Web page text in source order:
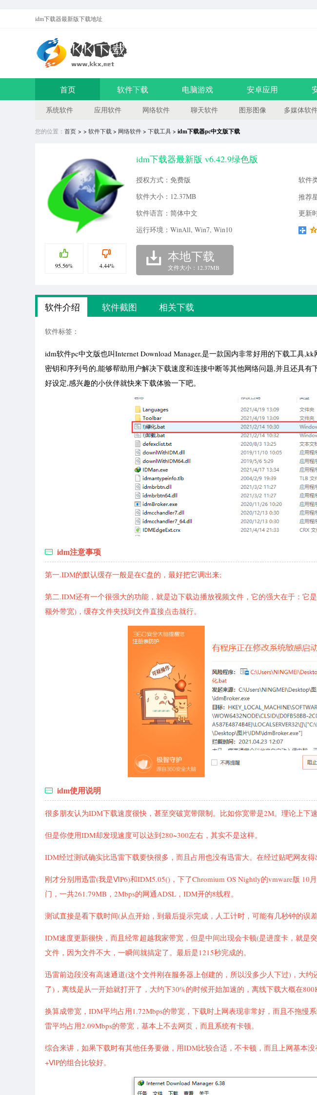
idm下载器最新版下载地址
首页 软件下载 电脑游戏 安卓应用
系统软件 应用软件 网络软件 聊天软件 图形图像 多媒体软
您的位置： 首页 > > 软件下载 > 网络软件> 下载工具> idm下载器pc中文版下载
95.56% 4.44%
idm下载器最新版 v6.42.9绿色版
授权方式：免费版
软件
软件大小：12.37MB
推荐
软件语言：简体中文
更新
运行环境：WinAll, Win7, Win10
本地下载
文件大小：12.37MB
软件介绍 软件截图 相关下载
软件标签：
idm软件pc中文版也叫Internet Download Manager,是一款国内非常好用的下载工具
密钥和序列号的,能够帮助用户解决下载速度和连接中断等其他网络问题,并且还具
好设定,感兴趣的小伙伴就快来下载体验一下吧。
idm注意事项
第一.IDM的默认缓存一般是在C盘的，最好把它调出来;
第二.IDM还有一个很强大的功能，就是边下载边播放视频文件，它的强大在于：它
额外带宽)，缓存文件夹找到文件直接点击就行。
idm使用说明
很多朋友认为IDM下载速度很快，甚至突破宽带限制。比如你宽带是2M。理论上下
但是你使用IDM却发现速度可以达到280~300左右，其实不是这样。
IDM经过测试确实比迅雷下载要快很多，而且占用也没有迅雷大。在经过贴吧网友
刚才分别用迅雷(我是ⅥP6)和IDM5.05()，下了Chromium OS Nightly的vmware版 10
门，一共261.79MB，2Mbps的网通ADSL，IDM开的8线程。
测试直接是看下载时间(从点开始，到最后提示完成，人工计时，可能有几秒钟的误差
IDM速度更新很快，而且经常超越我家带宽，但是中间出现会卡顿(是进度卡，就是
文件，因为文件不大，一瞬间就搞定了。最后是1215秒完成的。
迅雷前边段没有高速通道(这个文件刚在服务器上创建的，所以没多少人下过)，大
了)，离线是从一开始就打开了，大约下30%的时候开始加速的，离线下载大概在
换算成带宽，IDM平均占用1.72Mbps的带宽，下载时上网表现非常好，而且不拖慢
雷平均占用2.09Mbps的带宽，基本上不去网页，而且系统有卡顿。
综合来讲，如果下载时有其他任务要做，用IDM比较合适，不卡顿，而且上网基本
+ⅥP的组合比较好。